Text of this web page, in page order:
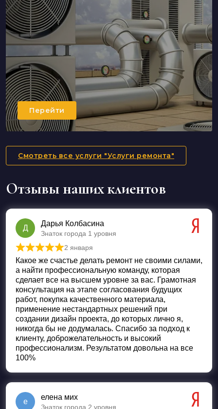
Перейти
Смотреть все услуги "Услуги ремонта"
Отзывы наших клиентов
Д
Дарья Колбасина
Знаток города 1 уровня
Оценка 5из 5
2 января
Какое же счастье делать ремонт не своими силами,
а найти профессиональную команду, которая
сделает все на высшем уровне за вас. Грамотная
консультация на этапе согласования будущих
работ, покупка качественного материала,
применение нестандартных решений при
создании дизайн проекта, до которых лично я,
никогда бы не додумалась. Спасибо за подход к
клиенту, доброжелательность и высокий
профессионализм. Результатом довольна на все
100%
е
елена мих
Знаток города 2 уровня